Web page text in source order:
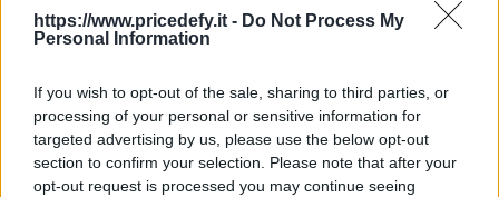
https://www.pricedefy.it - Do Not Process My
Personal Information
If you wish to opt-out of the sale, sharing to third parties, or
processing of your personal or sensitive information for
targeted advertising by us, please use the below opt-out
section to confirm your selection. Please note that after your
opt-out request is processed you may continue seeing
sono state anche evidenziate nelle recensioni,
con molti utenti che hanno sottolineato come la
maglietta mantenga la sua forma e le sue
caratteristiche anche dopo numerosi lavaggi. La